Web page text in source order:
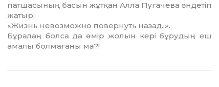
патшасының ба­сын жұтқан Алла Пугачева ән­детіп
жатыр:
«Жизнь невозможно повер­нуть назад..».
Бұралаң болса да өмір жолын кері бұрудың еш
амалы болма­ғаны ма?!